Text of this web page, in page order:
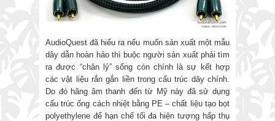
AudioQuest đã hiểu ra nếu muốn sản xuất một mẫu
dây dẫn hoàn hảo thì buộc người sản xuất phải tìm
ra được “chân lý” sống còn chính là sự kết hợp
các vật liệu rắn gắn liền trong cấu trúc dây chính.
Do đó hãng âm thanh đến từ Mỹ này đã sử dụng
cấu trúc ống cách nhiệt bằng PE – chất liệu tạo bọt
polyethylene để hạn chế tối đa hiện tượng hấp thụ